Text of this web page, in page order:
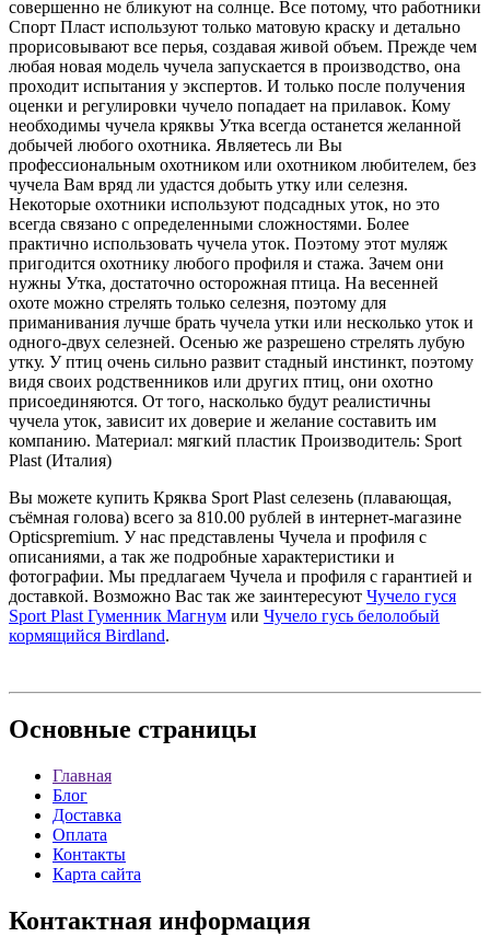
совершенно не бликуют на солнце. Все потому, что работники
Спорт Пласт используют только матовую краску и детально
прорисовывают все перья, создавая живой объем. Прежде чем
любая новая модель чучела запускается в производство, она
проходит испытания у экспертов. И только после получения
оценки и регулировки чучело попадает на прилавок. Кому
необходимы чучела кряквы Утка всегда останется желанной
добычей любого охотника. Являетесь ли Вы
профессиональным охотником или охотником любителем, без
чучела Вам вряд ли удастся добыть утку или селезня.
Некоторые охотники используют подсадных уток, но это
всегда связано с определенными сложностями. Более
практично использовать чучела уток. Поэтому этот муляж
пригодится охотнику любого профиля и стажа. Зачем они
нужны Утка, достаточно осторожная птица. На весенней
охоте можно стрелять только селезня, поэтому для
приманивания лучше брать чучела утки или несколько уток и
одного-двух селезней. Осенью же разрешено стрелять лубую
утку. У птиц очень сильно развит стадный инстинкт, поэтому
видя своих родственников или других птиц, они охотно
присоединяются. От того, насколько будут реалистичны
чучела уток, зависит их доверие и желание составить им
компанию. Материал: мягкий пластик Производитель: Sport
Plast (Италия)
Вы можете купить Кряква Sport Plast селезень (плавающая,
съёмная голова) всего за 810.00 рублей в интернет-магазине
Opticspremium. У нас представлены Чучела и профиля с
описаниями, а так же подробные характеристики и
фотографии. Мы предлагаем Чучела и профиля с гарантией и
доставкой. Возможно Вас так же заинтересуют Чучело гуся
Sport Plast Гуменник Магнум или Чучело гусь белолобый
кормящийся Birdland.
Основные страницы
Главная
Блог
Доставка
Оплата
Контакты
Карта сайта
Контактная информация